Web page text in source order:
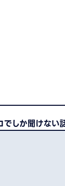
でしか聞けない